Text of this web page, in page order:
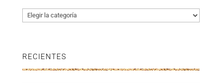
Categorías
RECIENTES